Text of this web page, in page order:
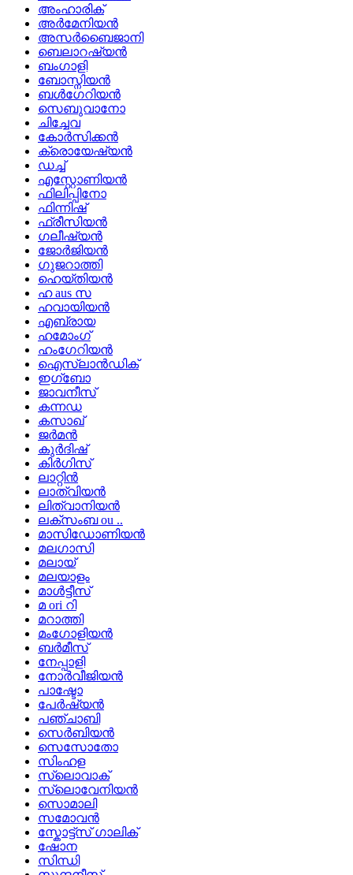
അംഹാരിക്
അർമേനിയൻ
അസർബൈജാനി
ബെലാറഷ്യൻ
ബംഗാളി
ബോസ്നിയൻ
ബൾഗേറിയൻ
സെബുവാനോ
ചിച്ചേവ
കോർസിക്കൻ
ക്രൊയേഷ്യൻ
ഡച്ച്
എസ്റ്റോണിയൻ
ഫിലിപ്പിനോ
ഫിന്നിഷ്
ഫ്രീസിയൻ
ഗലീഷ്യൻ
ജോർജിയൻ
ഗുജറാത്തി
ഹെയ്തിയൻ
ഹ aus സ
ഹവായിയൻ
എബ്രായ
ഹമോംഗ്
ഹംഗേറിയൻ
ഐസ്‌ലാൻഡിക്
ഇഗ്ബോ
ജാവനീസ്
കന്നഡ
കസാഖ്
ജർമൻ
കുർദിഷ്
കിർഗിസ്
ലാറ്റിൻ
ലാത്വിയൻ
ലിത്വാനിയൻ
ലക്സംബ ou ..
മാസിഡോണിയൻ
മലഗാസി
മലായ്
മലയാളം
മാൾട്ടീസ്
മ ori റി
മറാത്തി
മംഗോളിയൻ
ബർമീസ്
നേപ്പാളി
നോർവീജിയൻ
പാഷ്ടോ
പേർഷ്യൻ
പഞ്ചാബി
സെർബിയൻ
സെസോതോ
സിംഹള
സ്ലൊവാക്
സ്ലൊവേനിയൻ
സൊമാലി
സമോവൻ
സ്കോട്ട്സ് ഗാലിക്
ഷോന
സിന്ധി